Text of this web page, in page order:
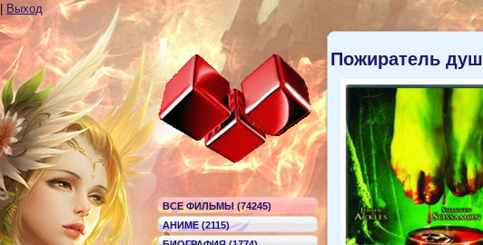
Выход
ВСЕ ФИЛЬМЫ (74245)
АНИМЕ (2115)
Пожиратель душ